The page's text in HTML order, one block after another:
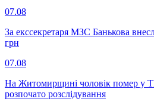
07.08
За екссекретаря МЗС Банькова
грн
07.08
На Житомирщині чоловік помер у
розпочато розслідування